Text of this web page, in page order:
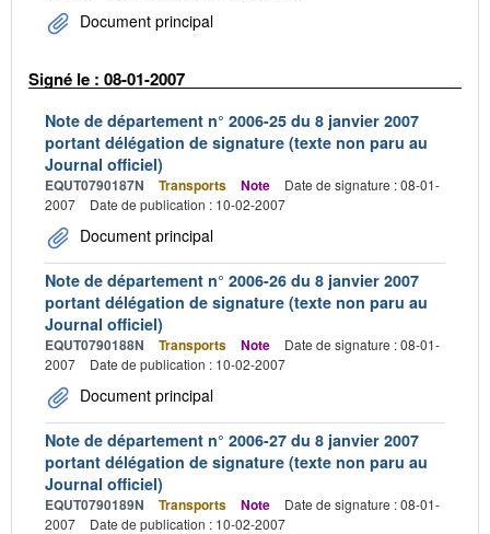
Document principal
Signé le : 08-01-2007
Note de département n° 2006-25 du 8 janvier 2007
portant délégation de signature (texte non paru au
Journal officiel)
EQUT0790187N Transports Note
Date de signature : 08-01-
2007
Date de publication : 10-02-2007
Document principal
Note de département n° 2006-26 du 8 janvier 2007
portant délégation de signature (texte non paru au
Journal officiel)
EQUT0790188N Transports Note
Date de signature : 08-01-
2007
Date de publication : 10-02-2007
Document principal
Note de département n° 2006-27 du 8 janvier 2007
portant délégation de signature (texte non paru au
Journal officiel)
EQUT0790189N Transports Note
Date de signature : 08-01-
2007
Date de publication : 10-02-2007